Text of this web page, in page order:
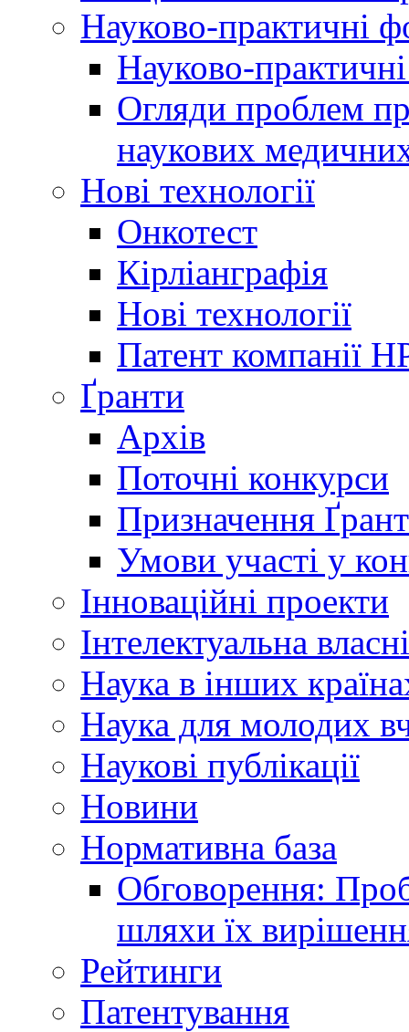
Науково-практичні
Науково-
Огляди проблем
наукових
Нові технології
Онкотест
Кірліанграфія
Нові технології
Патент компанії
Ґранти
Архів
Поточні конкурси
Призначення
Умови участі у
Інноваційні проекти
Інтелектуальна
Наука в інших
Наука для молодих
Наукові публікації
Новини
Нормативна база
Обговорення:
шляхи їх
Рейтинги
Патентування